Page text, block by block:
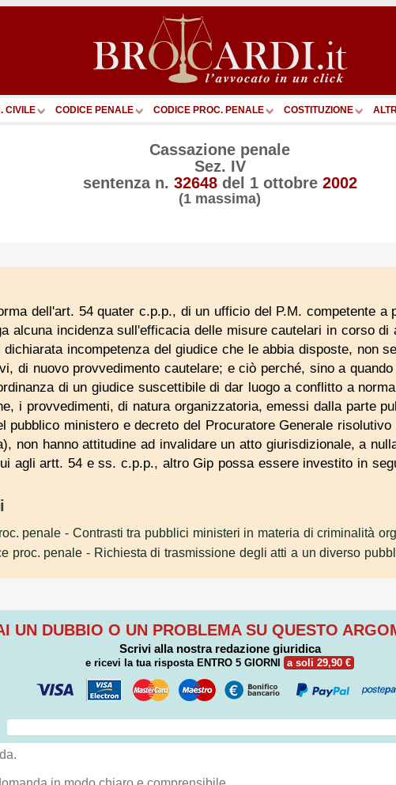
CIVILE CODICE PENALE CODICE PROC. PENALE COSTITUZIONE
Cassazione penale
Sez. IV
sentenza n. 32648 del 1 ottobre 2002
(1 massima)
dell'art. 54 quater c.p.p., di un ufficio del P.M. competente a
alcuna incidenza sull'efficacia delle misure cautelari in corso di
incompetenza del giudice che le abbia disposte, non
di nuovo provvedimento cautelare; e ciò perché, sino a
di un giudice suscettibile di dar luogo a conflitto a
i provvedimenti, di natura organizzatoria, emessi dalla parte
pubblico ministero e decreto del Procuratore Generale
non hanno attitudine ad invalidare un atto giurisdizionale, a
agli artt. 54 e ss. c.p.p., altro Gip possa essere investito in
penale - Contrasti tra pubblici ministeri in materia di criminalità
proc. penale - Richiesta di trasmissione degli atti a un diverso
UN DUBBIO O UN PROBLEMA SU QUESTO
Scrivi alla nostra redazione giuridica
e ricevi la tua risposta ENTRO 5 GIORNI a soli 29,90 €